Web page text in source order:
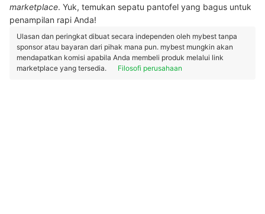
marketplace. Yuk, temukan sepatu pantofel yang bagus untuk
penampilan rapi Anda!
Ulasan dan peringkat dibuat secara independen oleh mybest tanpa
sponsor atau bayaran dari pihak mana pun. mybest mungkin akan
mendapatkan komisi apabila Anda membeli produk melalui link
marketplace yang tersedia.
Filosofi perusahaan